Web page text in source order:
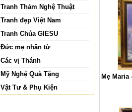
Tranh Thảm Nghệ Thuật
Tranh đẹp Việt Nam
Tranh Chúa GIESU
Đức mẹ nhân từ
Các vị Thánh
Mỹ Nghệ Quà Tặng
Vật Tư & Phụ Kiện
Mẹ Maria